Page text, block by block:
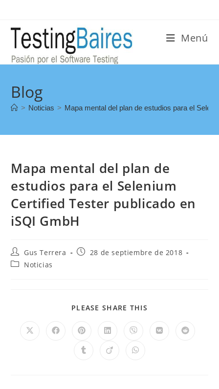
Menú
Blog
> Noticias > Mapa mental del plan de estudios para el
Mapa mental del plan de
estudios para el Selenium
Certified Tester publicado en
iSQI GmbH
Gus Terrera
28 de septiembre de 2018
Noticias
PLEASE SHARE THIS